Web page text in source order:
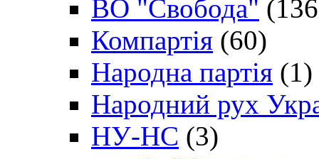
ВО "Свобода"
Компартія (60)
Народна партія (1)
Народний рух
НУ-НС (3)